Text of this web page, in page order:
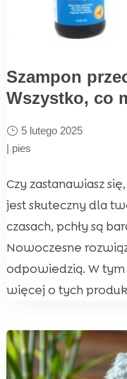
Szampon
Wszystko, co
5 lutego 2025
| pies
Czy zastanawiasz
jest skuteczny dla
czasach, pchły są
Nowoczesne
odpowiedzią. W
więcej o tych